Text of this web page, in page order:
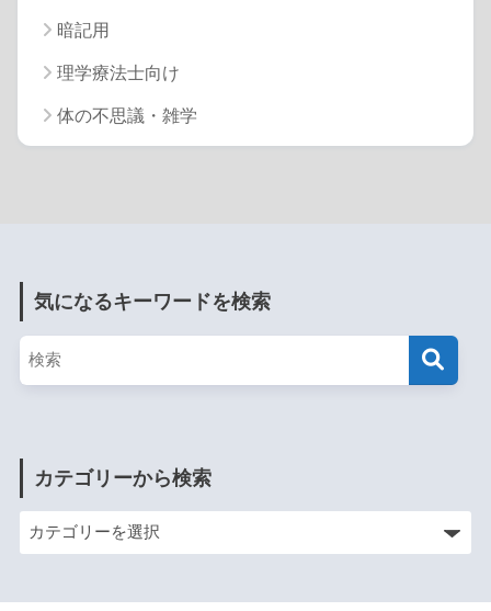
暗記用
理学療法士向け
体の不思議・雑学
気になるキーワードを検索
カテゴリーから検索